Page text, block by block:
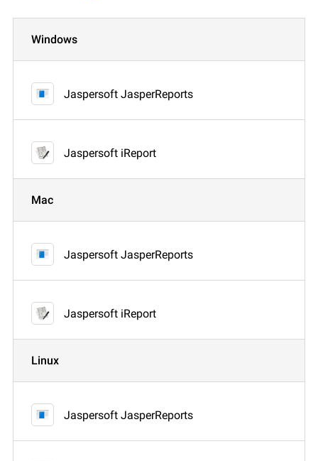
Windows
Jaspersoft JasperReports
Jaspersoft iReport
Mac
Jaspersoft JasperReports
Jaspersoft iReport
Linux
Jaspersoft JasperReports